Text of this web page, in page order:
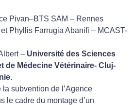
Pivan–BTS SAM ​​– Rennes
Phyllis Farrugia Abanifi – MCAST-
– Université des Sciences
de Médecine Vétérinaire- Cluj-
.
subvention de l’Agence
le cadre du montage d’un